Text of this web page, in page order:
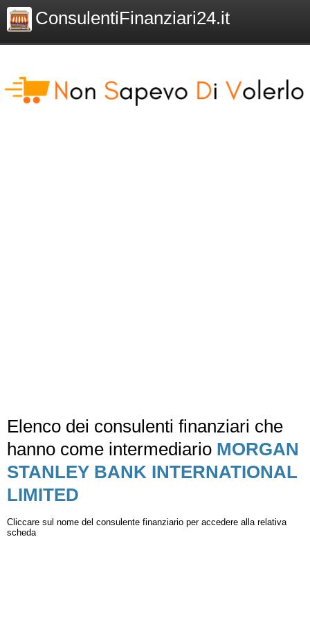
ConsulentiFinanziari24.it
Elenco dei consulenti finanziari che
hanno come intermediario MORGAN
STANLEY BANK INTERNATIONAL
LIMITED
Cliccare sul nome del consulente finanziario per accedere alla relativa
scheda